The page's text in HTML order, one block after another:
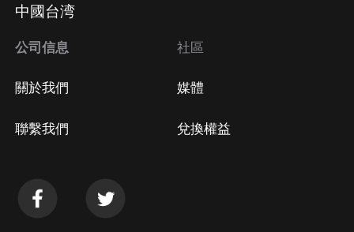
中國台湾
公司信息
關於我們
聯繫我們
社區
媒體
兌換權益